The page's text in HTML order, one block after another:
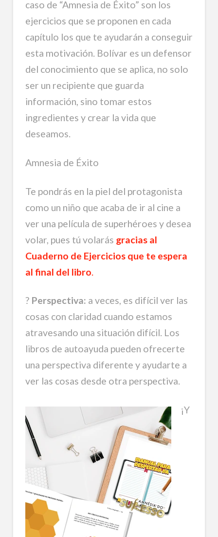
caso de “Amnesia de Éxito” son los
ejercicios que se proponen en cada
capítulo los que te ayudarán a conseguir
esta motivación. Bolívar es un defensor
del conocimiento que se aplica, no solo
ser un recipiente que guarda
información, sino tomar estos
ingredientes y crear la vida que
deseamos.
Amnesia de Éxito
Te pondrás en la piel del protagonista
como un niño que acaba de ir al cine a
ver una película de superhéroes y desea
volar, pues tú volarás gracias al
Cuaderno de Ejercicios que te espera
al final del libro.
? Perspectiva: a veces, es difícil ver las
cosas con claridad cuando estamos
atravesando una situación difícil. Los
libros de autoayuda pueden ofrecerte
una perspectiva diferente y ayudarte a
ver las cosas desde otra perspectiva.
¡Y